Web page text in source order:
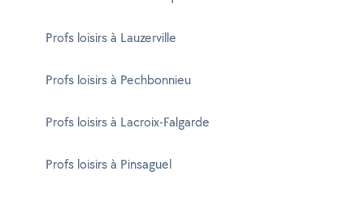
Profs loisirs à Lauzerville
Profs loisirs à Pechbonnieu
Profs loisirs à Lacroix-Falgarde
Profs loisirs à Pinsaguel